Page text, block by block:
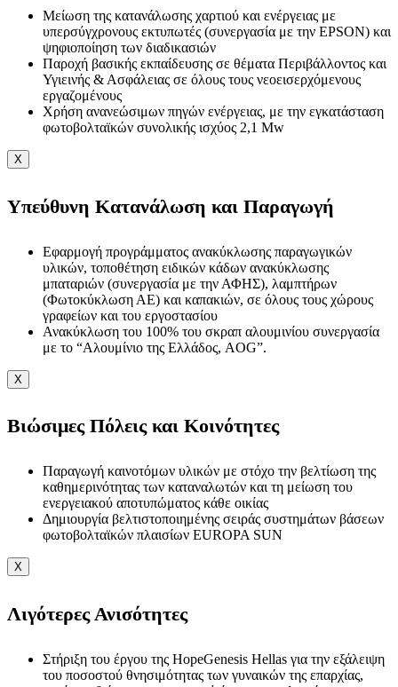
Μείωση της κατανάλωσης χαρτιού και ενέργειας με
υπερσύγχρονους εκτυπωτές (συνεργασία με την EPSON) και
ψηφιοποίηση των διαδικασιών
Παροχή βασικής εκπαίδευσης σε θέματα Περιβάλλοντος και
Υγιεινής & Ασφάλειας σε όλους τους νεοεισερχόμενους
εργαζομένους
Χρήση ανανεώσιμων πηγών ενέργειας, με την εγκατάσταση
φωτοβολταϊκών συνολικής ισχύος 2,1 Mw
X
Υπεύθυνη Κατανάλωση και Παραγωγή
Εφαρμογή προγράμματος ανακύκλωσης παραγωγικών
υλικών, τοποθέτηση ειδικών κάδων ανακύκλωσης
μπαταριών (συνεργασία με την ΑΦΗΣ), λαμπτήρων
(Φωτοκύκλωση ΑΕ) και καπακιών, σε όλους τους χώρους
γραφείων και του εργοστασίου
Ανακύκλωση του 100% του σκραπ αλουμινίου συνεργασία
με το “Αλουμίνιο της Ελλάδος, AOG”.
X
Βιώσιμες Πόλεις και Κοινότητες
Παραγωγή καινοτόμων υλικών με στόχο την βελτίωση της
καθημερινότητας των καταναλωτών και τη μείωση του
ενεργειακού αποτυπώματος κάθε οικίας
Δημιουργία βελτιστοποιημένης σειράς συστημάτων βάσεων
φωτοβολταϊκών πλαισίων EUROPA SUN
X
Λιγότερες Ανισότητες
Στήριξη του έργου της HopeGenesis Hellas για την εξάλειψη
του ποσοστού θνησιμότητας των γυναικών της επαρχίας,